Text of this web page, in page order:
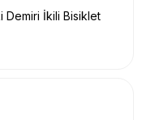
Demiri İkili Bisiklet